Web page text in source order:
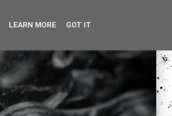
LEARN MORE GOT IT